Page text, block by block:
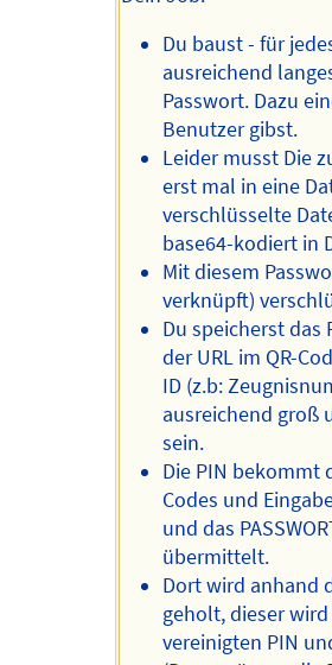
Du baust - für
ausreichend
Passwort. Dazu
Benutzer gibst.
Leider musst Die
erst mal in eine
verschlüsselte
base64-kodiert in
Mit diesem
verknüpft)
Du speicherst
der URL im QR-
ID (z.b:
ausreichend groß
sein.
Die PIN bekommt
Codes und
und das
übermittelt.
Dort wird anhand
geholt, dieser
vereinigten PIN